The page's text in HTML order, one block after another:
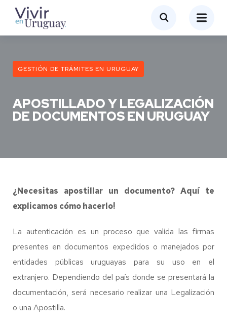
GESTIÓN DE TRÁMITES EN URUGUAY
APOSTILLADO Y LEGALIZACIÓN
DE DOCUMENTOS EN URUGUAY
¿Necesitas apostillar un documento? Aquí te
explicamos cómo hacerlo!
La autenticación es un proceso que valida las firmas
presentes en documentos expedidos o manejados por
entidades públicas uruguayas para su uso en el
extranjero. Dependiendo del país donde se presentará la
documentación, será necesario realizar una Legalización
o una Apostilla.